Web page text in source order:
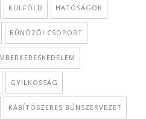
KÜLFÖLD HATÓSÁGOK
BŰNÖZŐI CSOPORT
GYILKOSSÁG
KÁBÍTÓSZERES BŰNSZERVEZET